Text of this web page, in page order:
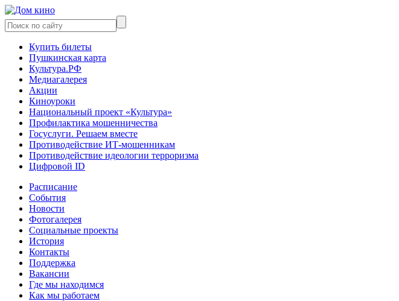
Купить билеты
Пушкинская карта
Культура.РФ
Медиагалерея
Акции
Киноуроки
Национальный проект «Культура»
Профилактика мошенничества
Госуслуги. Решаем вместе
Противодействие ИТ-мошенникам
Противодействие идеологии терроризма
Цифровой ID
Расписание
События
Новости
Фотогалерея
Социальные проекты
История
Контакты
Поддержка
Вакансии
Где мы находимся
Как мы работаем